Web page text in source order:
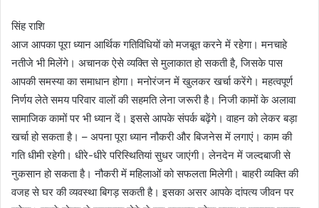
सिंह राशि
आज आपका पूरा ध्यान आर्थिक गतिविधियों को मजबूत करने में रहेगा। मनचाहे
नतीजे भी मिलेंगे। अचानक ऐसे व्यक्ति से मुलाकात हो सकती है, जिसके पास
आपकी समस्या का समाधान होगा। मनोरंजन में खुलकर खर्चा करेंगे। महत्वपूर्ण
निर्णय लेते समय परिवार वालों की सहमति लेना जरूरी है। निजी कामों के अलावा
सामाजिक कामों पर भी ध्यान दें। इससे आपके संपर्क बढ़ेंगे। वाहन को लेकर बड़ा
खर्चा हो सकता है। – अपना पूरा ध्यान नौकरी और बिजनेस में लगाएं। काम की
गति धीमी रहेगी। धीरे-धीरे परिस्थितियां सुधर जाएंगी। लेनदेन में जल्दबाजी से
नुकसान हो सकता है। नौकरी में महिलाओं को सफलता मिलेगी। बाहरी व्यक्ति की
वजह से घर की व्यवस्था बिगड़ सकती है। इसका असर आपके दांपत्य जीवन पर